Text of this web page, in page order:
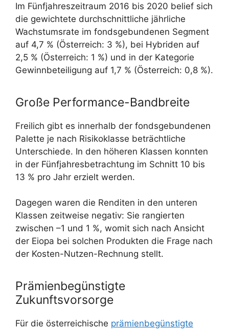
Im Fünfjahreszeitraum 2016 bis 2020 belief sich
die gewichtete durchschnittliche jährliche
Wachstumsrate im fondsgebundenen Segment
auf 4,7 % (Österreich: 3 %), bei Hybriden auf
2,5 % (Österreich: 1 %) und in der Kategorie
Gewinnbeteiligung auf 1,7 % (Österreich: 0,8 %).
Große Performance-Bandbreite
Freilich gibt es innerhalb der fondsgebundenen
Palette je nach Risikoklasse beträchtliche
Unterschiede. In den höheren Klassen konnten
in der Fünfjahresbetrachtung im Schnitt 10 bis
13 % pro Jahr erzielt werden.
Dagegen waren die Renditen in den unteren
Klassen zeitweise negativ: Sie rangierten
zwischen –1 und 1 %, womit sich nach Ansicht
der Eiopa bei solchen Produkten die Frage nach
der Kosten-Nutzen-Rechnung stellt.
Prämienbegünstigte
Zukunftsvorsorge
Für die österreichische prämienbegünstigte